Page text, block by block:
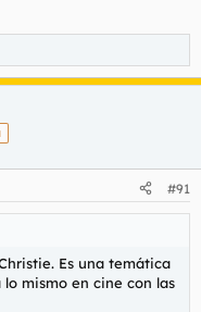
#91
Es una temática
mismo en cine con las